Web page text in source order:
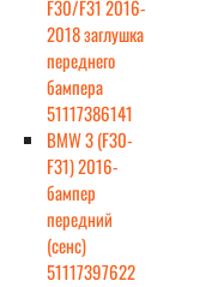
F30/F31 2016-
2018 заглушка
переднего
бампера
51117386141
BMW 3 (F30-
F31) 2016-
бампер
передний
(сенс)
51117397622